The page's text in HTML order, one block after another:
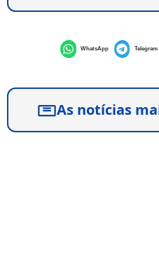
WhatsApp Telegram
As notícias